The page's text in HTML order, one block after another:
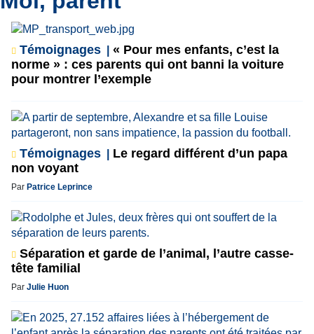
Témoignages
« Pour mes enfants, c’est la
norme » : ces parents qui ont banni la voiture
pour montrer l’exemple
Témoignages
Le regard différent d’un papa
non voyant
Par Patrice Leprince
Séparation et garde de l’animal, l’autre casse-
tête familial
Par Julie Huon